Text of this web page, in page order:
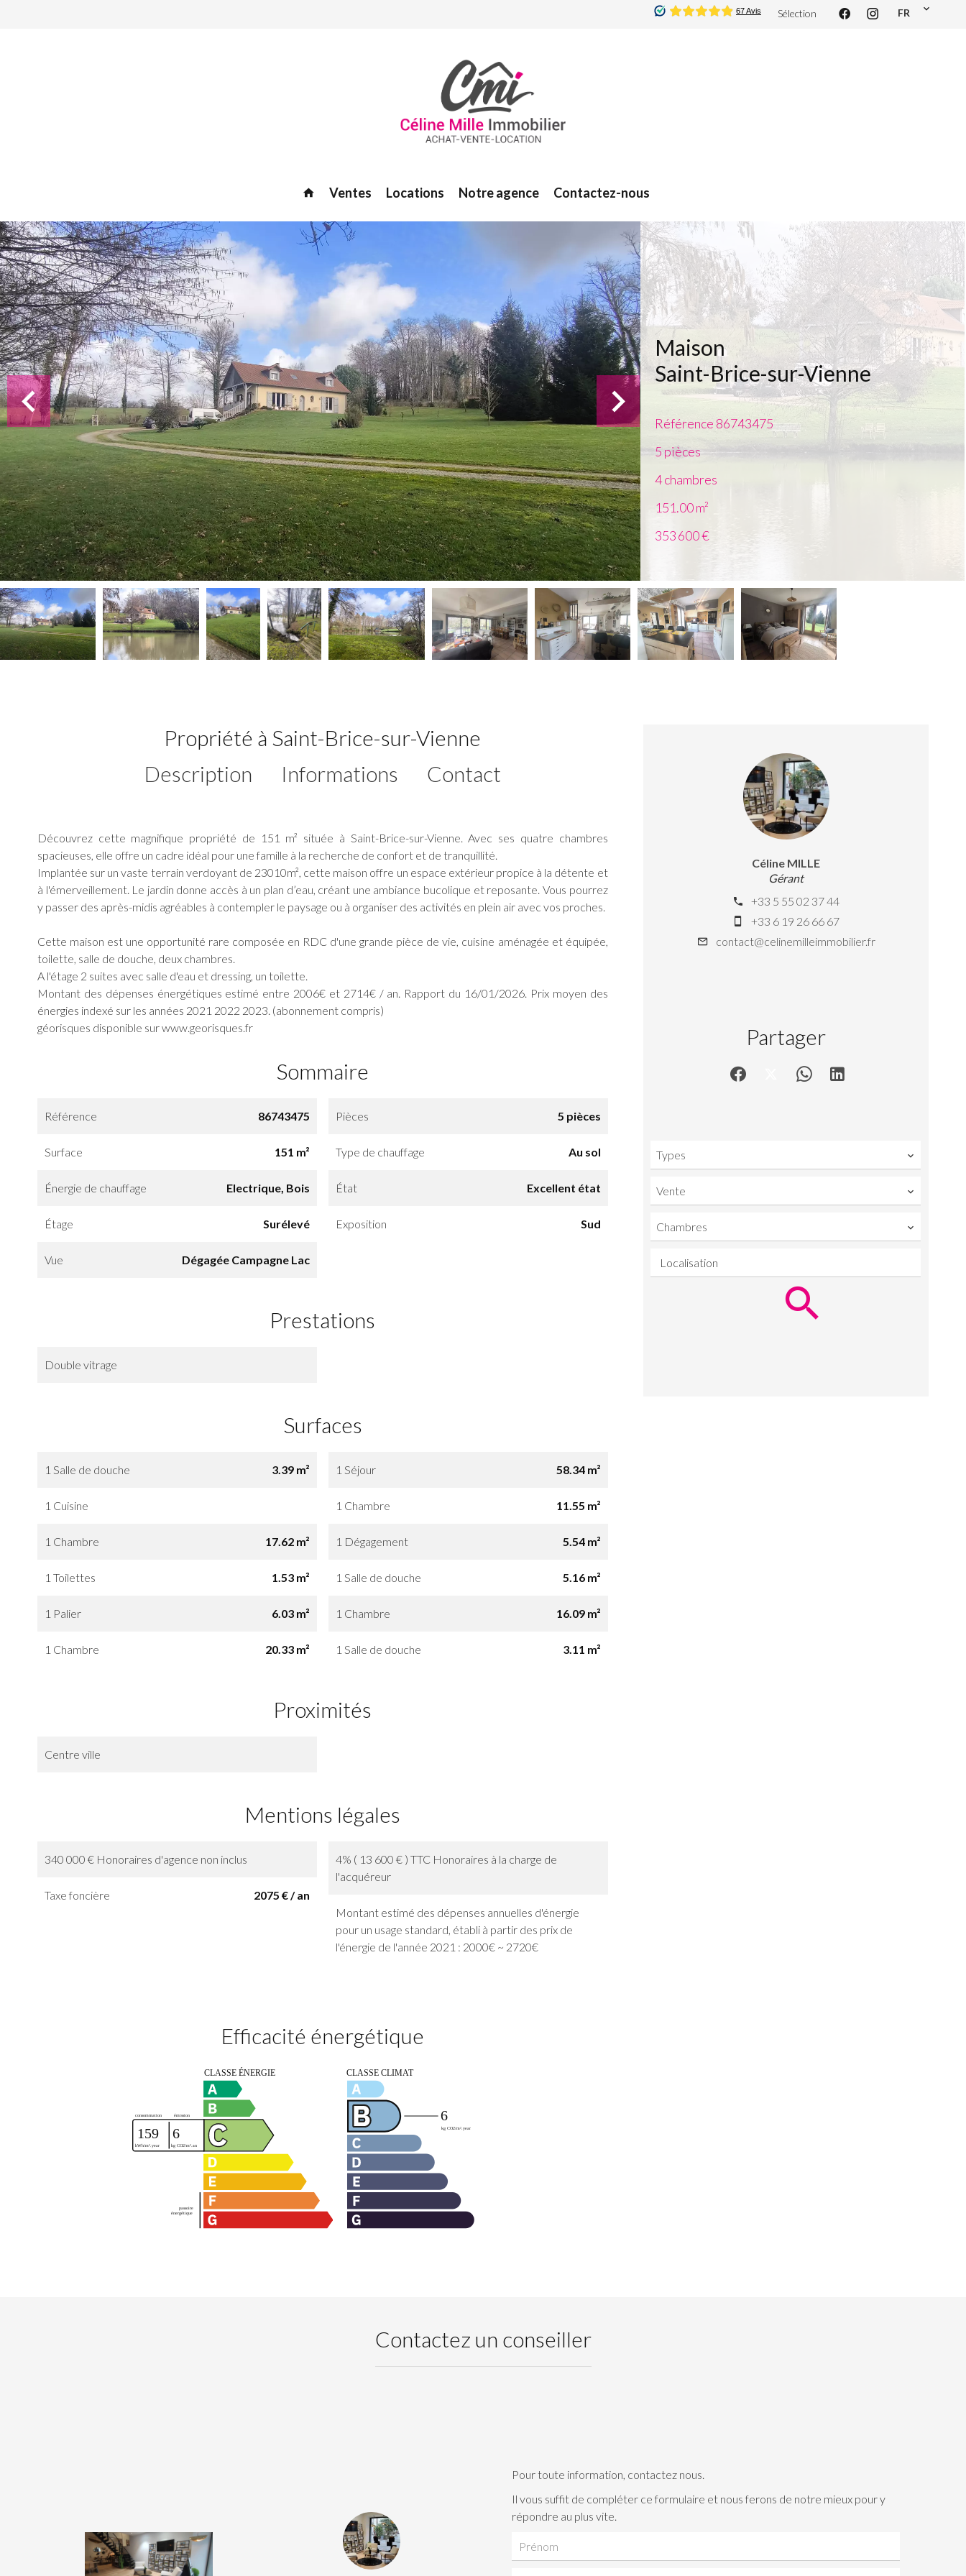
Sélection FR
Ventes Locations Notre agence Contactez-nous
Maison
Saint-Brice-sur-Vienne
Référence 86743475
5 pièces
4 chambres
151.00m²
353 600 €
Propriété à Saint-Brice-sur-Vienne
Description
Informations Contact
Découvrez cette magnifique propriété de 151 m² située à Saint-Brice-sur-Vienne. Avec ses quatre chambres
spacieuses, elle offre un cadre idéal pour une famille à la recherche de confort et de tranquillité.
Implantée sur un vaste terrain verdoyant de 23010m², cette maison offre un espace extérieur propice à la détente et
à l'émerveillement. Le jardin donne accès à un plan d’eau, créant une ambiance bucolique et reposante. Vous pourrez
y passer des après-midis agréables à contempler le paysage ou à organiser des activités en plein air avec vos proches.
Cette maison est une opportunité rare composée en RDC d'une grande pièce de vie, cuisine aménagée et équipée,
toilette, salle de douche, deux chambres.
A l'étage 2 suites avec salle d'eau et dressing, un toilette.
Montant des dépenses énergétiques estimé entre 2006€ et 2714€ / an. Rapport du 16/01/2026. Prix moyen des
énergies indexé sur les années 2021 2022 2023. (abonnement compris)
géorisques disponible sur www.georisques.fr
Sommaire
Référence 86743475 Pièces 5 pièces
Surface 151 m² Type de chauffage Au sol
Énergie de chauffage Electrique, Bois État Excellent état
Étage Surélevé Exposition Sud
Vue Dégagée Campagne Lac
Prestations
Double vitrage
Surfaces
1 Salle de douche 3.39 m² 1 Séjour 58.34 m²
1 Cuisine 1 Chambre 11.55 m²
1 Chambre 17.62 m² 1 Dégagement 5.54 m²
1 Toilettes 1.53 m² 1 Salle de douche 5.16 m²
1 Palier 6.03 m² 1 Chambre 16.09 m²
1 Chambre 20.33 m² 1 Salle de douche 3.11 m²
Proximités
Centre ville
Mentions légales
340 000 € Honoraires d'agence non inclus
4% ( 13 600 € ) TTC Honoraires à la charge de
l'acquéreur
Taxe foncière
2075 € / an
Montant estimé des dépenses annuelles d'énergie
pour un usage standard, établi à partir des prix de
l'énergie de l'année 2021 : 2000€ ~ 2720€
Efficacité énergétique
Céline MILLE
Gérant
+33 5 55 02 37 44
+33 6 19 26 66 67
contact@celinemilleimmobilier.fr
Partager
Types
Vente
Chambres
Localisation
Contactez un conseiller
Pour toute information, contactez nous.
Il vous suffit de compléter ce formulaire et nous ferons de notre mieux pour y
répondre au plus vite.